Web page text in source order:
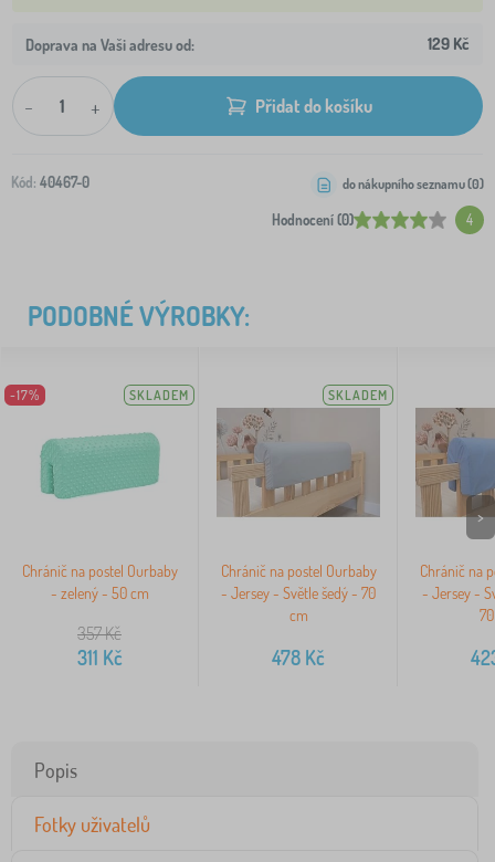
Doprava na Vaši adresu od: 129 Kč
- + Přidat do košíku
Kód: 40467-0
Hodnocení (0) 4
do nákupního seznamu (0)
PODOBNÉ VÝROBKY:
-17% SKLADEM
Chránič na postel Ourbaby
- zelený - 50 cm
357Kč
311 Kč
SKLADEM
Chránič na postel Ourbaby
- Jersey - Světle šedý - 70
cm
478 Kč
Chránič na
- Jersey -
>
Popis
Fotky uživatelů